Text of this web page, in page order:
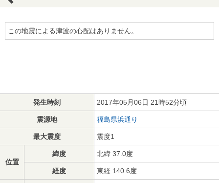
この地震による津波の心配はありません。
発生時刻 2017年05月06日 21時52分頃
震源地 福島県浜通り
最大震度 震度1
位置
緯度 北緯 37.0度
経度 東経 140.6度